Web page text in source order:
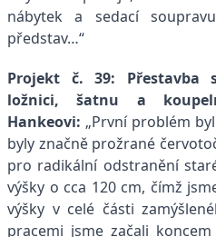
nábytek a sedací
představ…“
Projekt č. 39: Přestavba
ložnici, šatnu a
Hankeovi: „První problém
byly značně prožrané
pro radikální odstranění
výšky o cca 120 cm, čímž
výšky v celé části
pracemi jsme začali